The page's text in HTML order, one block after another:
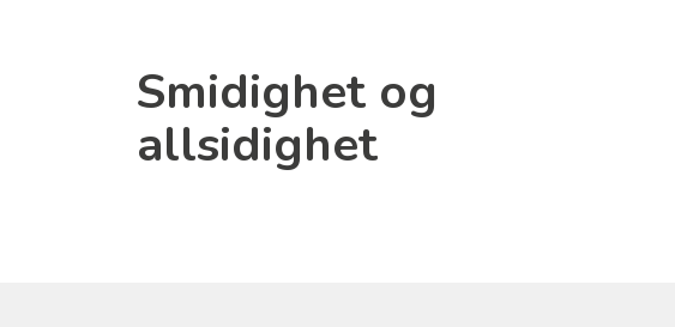
Smidighet og
allsidighet